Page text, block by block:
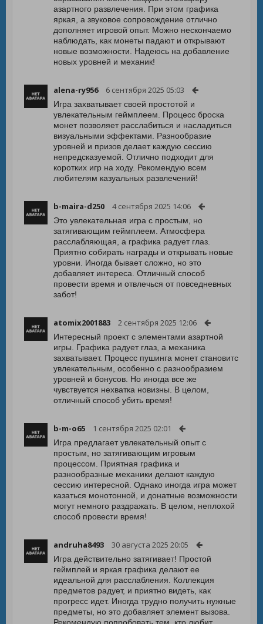
азартного развлечения. При этом графика
яркая, а звуковое сопровождение отлично
дополняет игровой опыт. Можно нескончаемо
наблюдать, как монеты падают и открывают
новые возможности. Надеюсь на добавление
новых уровней и механик!
alena-ry956 6 сентября 2025 05:03
Игра захватывает своей простотой и
увлекательным геймплеем. Процесс броска
монет позволяет расслабиться и насладиться
визуальными эффектами. Разнообразие
уровней и призов делает каждую сессию
непредсказуемой. Отлично подходит для
коротких игр на ходу. Рекомендую всем
любителям казуальных развлечений!
b-maira-d250 4 сентября 2025 14:06
Это увлекательная игра с простым, но
затягивающим геймплеем. Атмосфера
расслабляющая, а графика радует глаз.
Приятно собирать награды и открывать новые
уровни. Иногда бывает сложно, но это
добавляет интереса. Отличный способ
провести время и отвлечься от повседневных
забот!
atomix2001883 2 сентября 2025 12:06
Интересный проект с элементами азартной
игры. Графика радует глаз, а механика
захватывает. Процесс пушинга монет становитс
увлекательным, особенно с разнообразием
уровней и бонусов. Но иногда все же
чувствуется нехватка новизны. В целом,
отличный способ убить время!
b-m-o65 1 сентября 2025 02:01
Игра предлагает увлекательный опыт с
простым, но затягивающим игровым
процессом. Приятная графика и
разнообразные механики делают каждую
сессию интересной. Однако иногда игра может
казаться монотонной, и донатные возможности
могут немного раздражать. В целом, неплохой
способ провести время!
andruha8493 30 августа 2025 20:05
Игра действительно затягивает! Простой
геймплей и яркая графика делают ее
идеальной для расслабления. Коллекция
предметов радует, и приятно видеть, как
прогресс идет. Иногда трудно получить нужные
предметы, но это добавляет элемент вызова.